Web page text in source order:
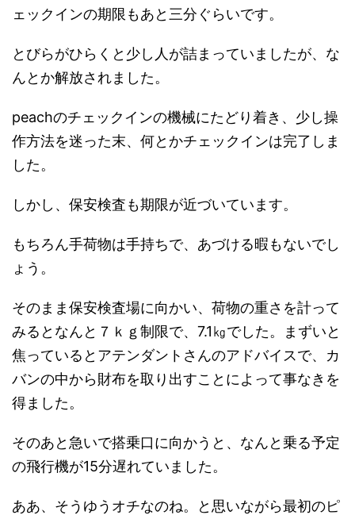
ェックインの期限もあと三分ぐらいです。
とびらがひらくと少し人が詰まっていましたが、な
んとか解放されました。
peachのチェックインの機械にたどり着き、少し操
作方法を迷った末、何とかチェックインは完了しま
した。
しかし、保安検査も期限が近づいています。
もちろん手荷物は手持ちで、あづける暇もないでし
ょう。
そのまま保安検査場に向かい、荷物の重さを計って
みるとなんと７ｋｇ制限で、7.1㎏でした。まずいと
焦っているとアテンダントさんのアドバイスで、カ
バンの中から財布を取り出すことによって事なきを
得ました。
そのあと急いで搭乗口に向かうと、なんと乗る予定
の飛行機が15分遅れていました。
ああ、そうゆうオチなのね。と思いながら最初のピ